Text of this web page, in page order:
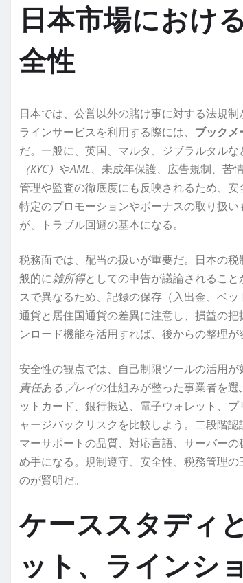
日本市場におけ
全性
日本では、公営以外の賭け事に対する法規
ラインサービスを利用する際には、 ブックメ
だ。一般に、英国、マルタ、ジブラルタル
（KYC） やAML、未成年保護、広告規制、苦
管理や監査の徹底度にも反映されるため、
特定のプロモーションやボーナスの取り扱
が、トラブル回避の基本になる。
税務面では、配当の扱いが重要だ。日本の
般的に雑所得としての申告が議論されるこ
スで異なるため、記録の保存（入出金、ベ
通貨と居住国通貨の差異に注意し、損益の把
ンロード機能を活用すれば、後からの整理が
安全性の観点では、自己制限ツールの活用
責任あるプレイの仕組みが整った事業者を
ットカード、銀行振込、電子ウォレット、
ャージバックリスクを比較しよう。二段階
マーサポートの品質、対応言語、サーバー
め手になる。規制遵守、安全性、税務管理の
のが賢明だ。
ケーススタディ
ット、ラインシ